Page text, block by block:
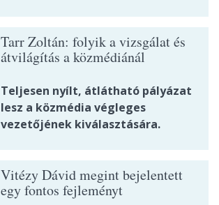
Tarr Zoltán: folyik a vizsgálat és
átvilágítás a közmédiánál
Teljesen nyílt, átlátható pályázat
lesz a közmédia végleges
vezetőjének kiválasztására.
Vitézy Dávid megint bejelentett
egy fontos fejleményt